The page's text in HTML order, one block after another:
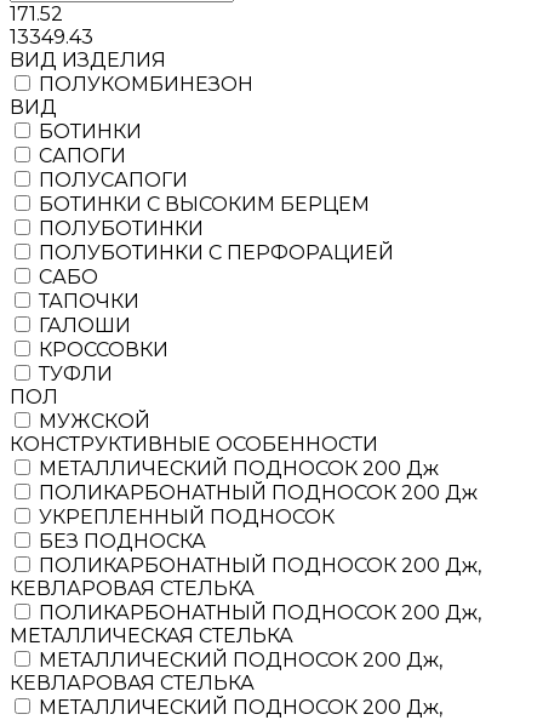
171.52
13349.43
BИД ИЗДЕЛИЯ
ПОЛУКОМБИНЕЗОН
ВИД
БОТИНКИ
САПОГИ
ПОЛУСАПОГИ
БОТИНКИ С ВЫСОКИМ БЕРЦЕМ
ПОЛУБОТИНКИ
ПОЛУБОТИНКИ С ПЕРФОРАЦИЕЙ
САБО
ТАПОЧКИ
ГАЛОШИ
КРОССОВКИ
ТУФЛИ
ПОЛ
МУЖСКОЙ
КОНСТРУКТИВНЫЕ ОСОБЕННОСТИ
МЕТАЛЛИЧЕСКИЙ ПОДНОСОК 200 Дж
ПОЛИКАРБОНАТНЫЙ ПОДНОСОК 200 Дж
УКРЕПЛЕННЫЙ ПОДНОСОК
БЕЗ ПОДНОСКА
ПОЛИКАРБОНАТНЫЙ ПОДНОСОК 200 Дж,
КЕВЛАРОВАЯ СТЕЛЬКА
ПОЛИКАРБОНАТНЫЙ ПОДНОСОК 200 Дж,
МЕТАЛЛИЧЕСКАЯ СТЕЛЬКА
МЕТАЛЛИЧЕСКИЙ ПОДНОСОК 200 Дж,
КЕВЛАРОВАЯ СТЕЛЬКА
МЕТАЛЛИЧЕСКИЙ ПОДНОСОК 200 Дж,